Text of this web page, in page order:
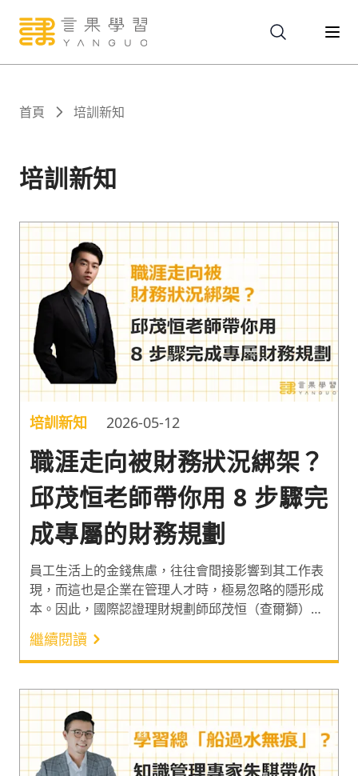
關於
報名
文章
首頁 培訓新知
培訓新知
培訓新知 2026-05-12
職涯走向被財務狀況綁架？
邱茂恒老師帶你用 8 步驟完
成專屬的財務規劃
員工生活上的金錢焦慮，往往會間接影響到其工作表
現，而這也是企業在管理人才時，極易忽略的隱形成
本。因此，國際認證理財規劃師邱茂恒（查爾獅）老
師，分享如何從「財務規劃就是人生規劃」的視角，
運用「規劃財務 8 步驟」讓每個員工在面對結婚、買
房和退休等不同階段時，都能擁有對生活的掌控感與
安心感，讓職涯走向不受限於財務上的力不從心。
繼續閱讀